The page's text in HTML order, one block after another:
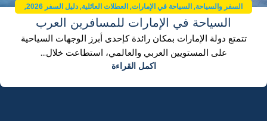
السفر والسياحة, السياحة في الإمارات, العطلات العائلية,دليل السفر 2026 ,
وجهات عربية
السياحة في الإمارات للمسافرين العرب
تتمتع دولة الإمارات بمكان رائدة كإحدى أبرز الوجهات السياحية
على المستويين العربي والعالمي، استطاعت خلال...
اكمل القراءة